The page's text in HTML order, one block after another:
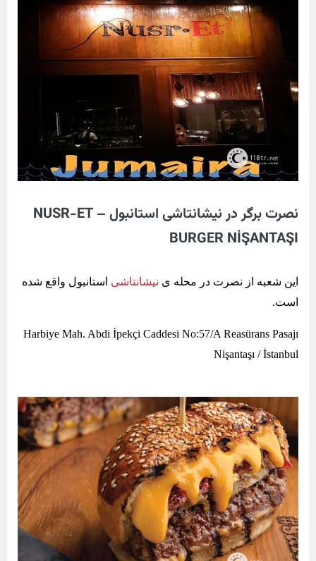
نصرت برگر در نیشانتاشی استانبول – NUSR-ET
BURGER NİŞANTAŞI
این شعبه از نصرت در محله ی نیشانتاشی استانبول واقع شده
است.
Harbiye Mah. Abdi İpekçi Caddesi No:57/A Reasürans Pasajı
Nişantaşı / İstanbul